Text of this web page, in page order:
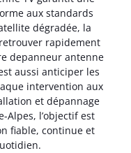
aux standards
dégradée, la
rapidement
depanneur antenne
aussi anticiper les
intervention aux
et dépannage
Alpes, l’objectif est
fiable, continue et